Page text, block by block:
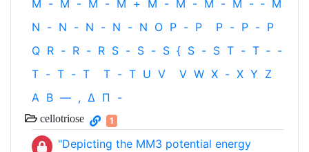
M - M - M - M + M - M - M - M - ‐ M
N - N - N - N - N O P - P P - P - P
Q R - R - R S - S - S { S - S T - T ‐ -
T - T - T T - T U V V W X - X Y Z
Α Β — , Δ Π -
cellotriose 1
"Depicting the MM3 potential energy